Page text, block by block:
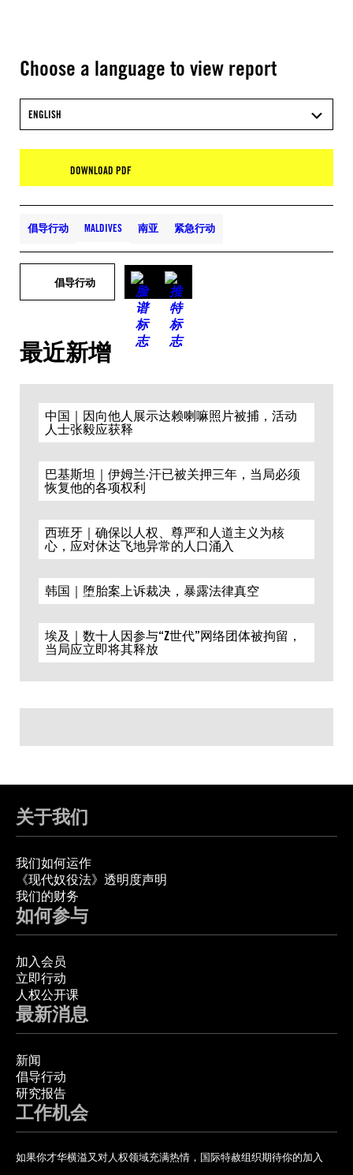
Choose a language to view report
ENGLISH
DOWNLOAD PDF
倡导行动 MALDIVES 南亚 紧急行动
倡导行动
最近新增
中国｜因向他人展示达赖喇嘛照片被捕，活动
人士张毅应获释
巴基斯坦｜伊姆兰·汗已被关押三年，当局必须
恢复他的各项权利
西班牙｜确保以人权、尊严和人道主义为核
心，应对休达飞地异常的人口涌入
韩国｜堕胎案上诉裁决，暴露法律真空
埃及｜数十人因参与“Z世代”网络团体被拘留，
当局应立即将其释放
关于我们
我们如何运作
《现代奴役法》透明度声明
我们的财务
如何参与
加入会员
立即行动
人权公开课
最新消息
新闻
倡导行动
研究报告
工作机会
如果你才华横溢又对人权领域充满热情，国际特赦组织期待你的加入